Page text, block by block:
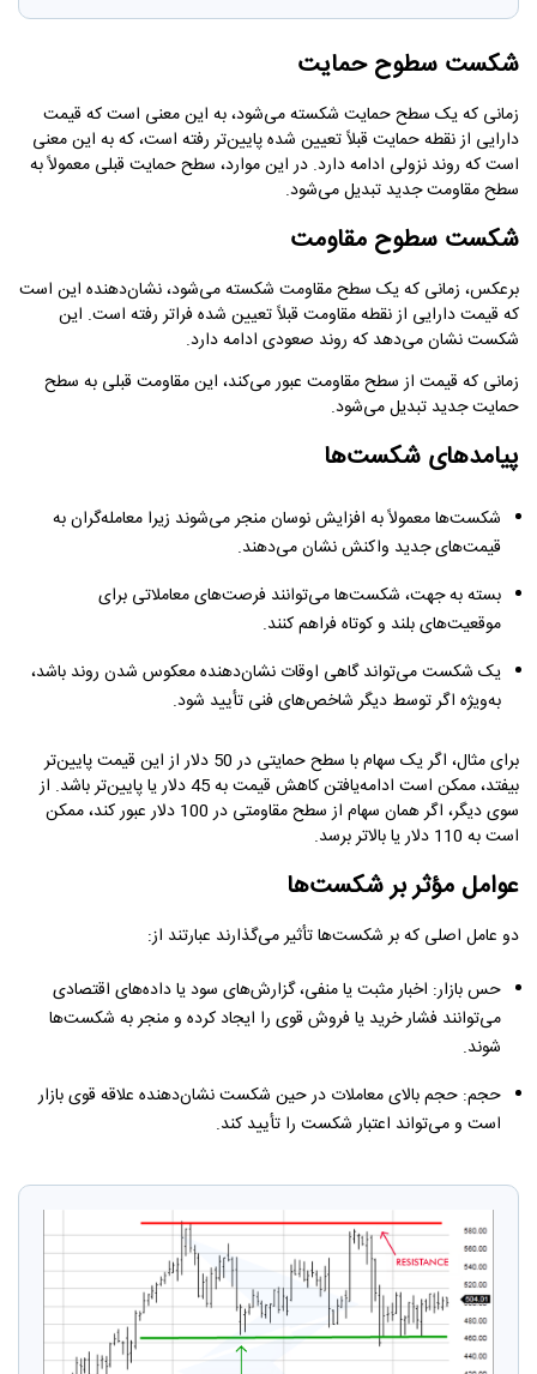
شکست سطوح حمایت
زمانی که یک سطح حمایت شکسته می‌شود، به این معنی است که قیمت
دارایی از نقطه حمایت قبلاً تعیین شده پایین‌تر رفته است، که به این معنی
است که روند نزولی ادامه دارد. در این موارد، سطح حمایت قبلی معمولاً به
سطح مقاومت جدید تبدیل می‌شود.
شکست سطوح مقاومت
برعکس، زمانی که یک سطح مقاومت شکسته می‌شود، نشان‌دهنده این است
که قیمت دارایی از نقطه مقاومت قبلاً تعیین شده فراتر رفته است. این
شکست نشان می‌دهد که روند صعودی ادامه دارد.
زمانی که قیمت از سطح مقاومت عبور می‌کند، این مقاومت قبلی به سطح
حمایت جدید تبدیل می‌شود.
پیامدهای شکست‌ها
شکست‌ها معمولاً به افزایش نوسان منجر می‌شوند زیرا معامله‌گران به
قیمت‌های جدید واکنش نشان می‌دهند.
بسته به جهت، شکست‌ها می‌توانند فرصت‌های معاملاتی برای
موقعیت‌های بلند و کوتاه فراهم کنند.
یک شکست می‌تواند گاهی اوقات نشان‌دهنده معکوس شدن روند باشد،
به‌ویژه اگر توسط دیگر شاخص‌های فنی تأیید شود.
برای مثال، اگر یک سهام با سطح حمایتی در 50 دلار از این قیمت پایین‌تر
بیفتد، ممکن است ادامه‌یافتن کاهش قیمت به 45 دلار یا پایین‌تر باشد. از
سوی دیگر، اگر همان سهام از سطح مقاومتی در 100 دلار عبور کند، ممکن
است به 110 دلار یا بالاتر برسد.
عوامل مؤثر بر شکست‌ها
دو عامل اصلی که بر شکست‌ها تأثیر می‌گذارند عبارتند از:
حس بازار: اخبار مثبت یا منفی، گزارش‌های سود یا داده‌های اقتصادی
می‌توانند فشار خرید یا فروش قوی را ایجاد کرده و منجر به شکست‌ها
شوند.
حجم: حجم بالای معاملات در حین شکست نشان‌دهنده علاقه قوی بازار
است و می‌تواند اعتبار شکست را تأیید کند.